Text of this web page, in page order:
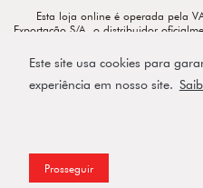
Este site usa cookies para
experiência em nosso site.
Prosseguir
Esta loja online é operada pela
Exportação S/A, o distribuidor
exclusivamente responsável por todo
Copyright 2026 - Av. Doutor
CEP: 04548-903